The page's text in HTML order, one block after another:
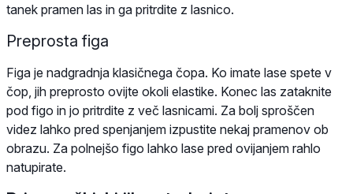
tanek pramen las in ga pritrdite z lasnico.
Preprosta figa
Figa je nadgradnja klasičnega čopa. Ko imate lase spete v
čop, jih preprosto ovijte okoli elastike. Konec las zataknite
pod figo in jo pritrdite z več lasnicami. Za bolj sproščen
videz lahko pred spenjanjem izpustite nekaj pramenov ob
obrazu. Za polnejšo figo lahko lase pred ovijanjem rahlo
natupirate.